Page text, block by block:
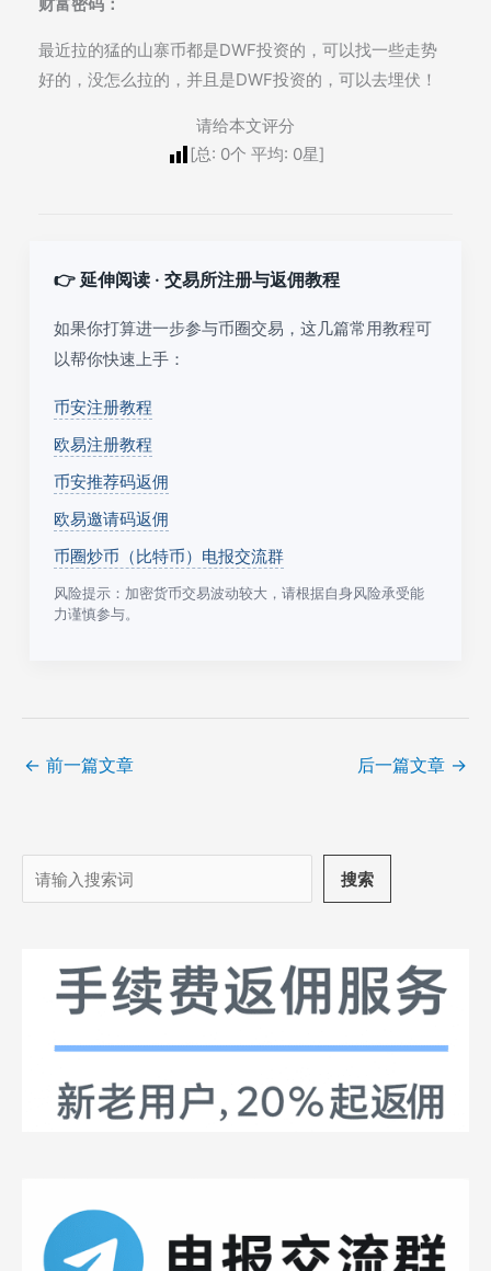
最近拉的猛的山寨币都是DWF投资的，可以找一些走势
好的，没怎么拉的，并且是DWF投资的，可以去埋伏！
请给本文评分
[总: 0个 平均: 0星]
👉 延伸阅读 · 交易所注册与返佣教程
如果你打算进一步参与币圈交易，这几篇常用教程可
以帮你快速上手：
币安注册教程
欧易注册教程
币安推荐码返佣
欧易邀请码返佣
币圈炒币（比特币）电报交流群
风险提示：加密货币交易波动较大，请根据自身风险承受能
力谨慎参与。
← 前一篇文章 后一篇文章 →
搜
索
搜索